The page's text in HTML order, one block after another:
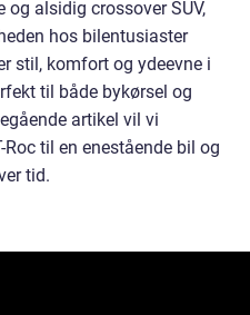
og alsidig crossover SUV,
hos bilentusiaster
stil, komfort og ydeevne i
til både bykørsel og
artikel vil vi
til en enestående bil og
tid.